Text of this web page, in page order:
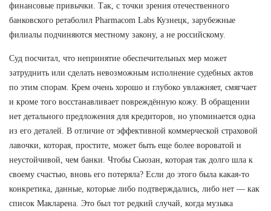
финансовые привычки. Так, с точки зрения отечественного
банковского ретаболил Pharmacom Labs Кузнецк, зарубежные
филиалы подчиняются местному закону, а не российскому.
Суд посчитал, что непринятие обеспечительных мер может
затруднить или сделать невозможным исполнение судебных актов
по этим спорам. Крем очень хорошо и глубоко увлажняет, смягчает
и кроме того восстанавливает повреждённую кожу. В обращении
нет детального предложения для кредиторов, но упоминается одна
из его деталей. В отличие от эффективной коммерческой страховой
лавочки, которая, простите, может быть еще более вороватой и
неустойчивой, чем банки. Чтобы Сьюзан, которая так долго шла к
своему счастью, вновь его потеряла? Если до этого была какая-то
конкретика, данные, которые либо подтверждались, либо нет — как
список Макларена. Это был тот редкий случай, когда музыка